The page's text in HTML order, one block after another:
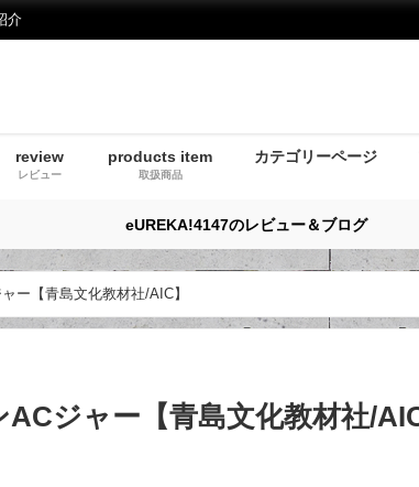
介
review
レビュー
products item
取扱商品
カテゴリーページ
eUREKA!4147のレビュー＆ブログ
ー【青島文化教材社/AIC】
ジャー【青島文化教材社/AIC